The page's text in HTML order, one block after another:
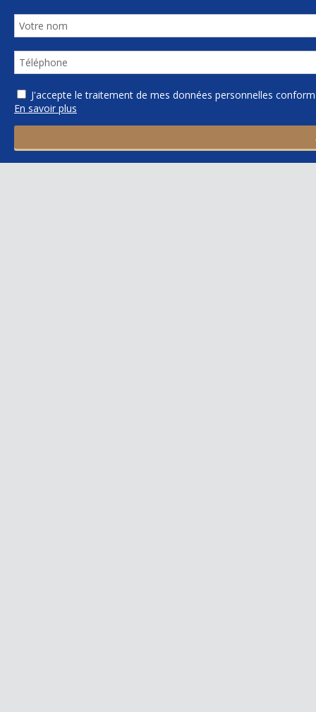
J'accepte le traitement de mes données personnelles
En savoir plus